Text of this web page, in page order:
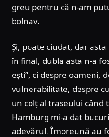
greu pentru că n-am
bolnav.
Și, poate ciudat, dar
în final, dubla asta n-a
ești”, ci despre oameni,
vulnerabilitate, despre
un colț al traseului când
Hamburg mi-a dat
adevărul. Împreună au